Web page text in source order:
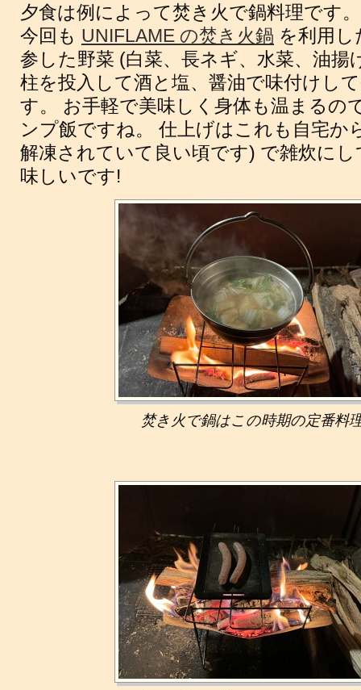
夕食は例によって焚き火で鍋料理です。
今回も UNIFLAME の焚き火鍋 を利用し
参した野菜 (白菜、長ネギ、水菜、油揚
柱を投入して酒と塩、醤油で味付けし
す。 お手軽で美味しく身体も温まるの
ンプ飯ですね。 仕上げはこれも自宅か
解凍されていて良い頃です) で雑炊に
味しいです!
焚き火で鍋はこの時期の定番料